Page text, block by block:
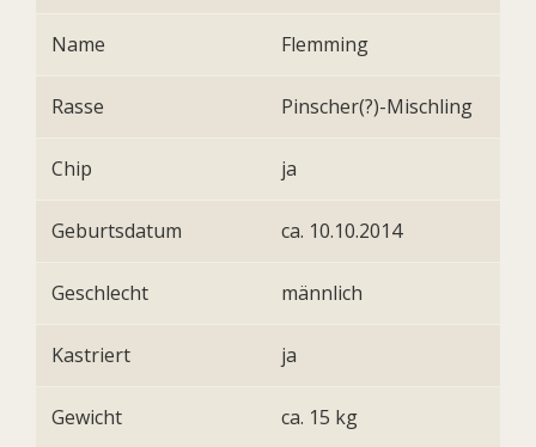
Name Flemming
Rasse Pinscher(?)-Mischling
Chip ja
Geburtsdatum ca. 10.10.2014
Geschlecht männlich
Kastriert ja
Gewicht ca. 15 kg